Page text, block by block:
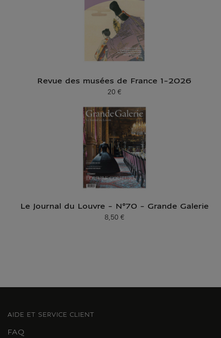
Revue des musées de France 1-2026
Prix ​​actuel
20 €
Le Journal du Louvre - N°70 - Grande Galerie
Prix ​​actuel
8,50 €
AIDE ET SERVICE CLIENT
FAQ